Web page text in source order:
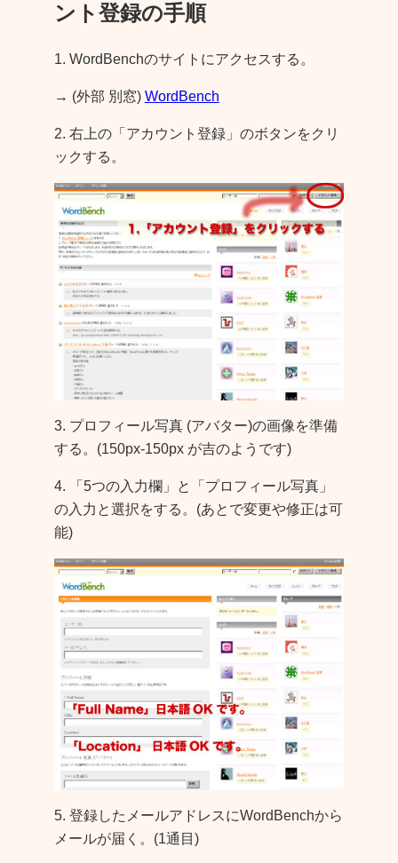
ント登録の手順
1. WordBenchのサイトにアクセスする。
→ (外部 別窓) WordBench
2. 右上の「アカウント登録」のボタンをクリ
ックする。
3. プロフィール写真 (アバター)の画像を準備
する。(150px-150px が吉のようです)
4. 「5つの入力欄」と「プロフィール写真」
の入力と選択をする。(あとで変更や修正は可
能)
5. 登録したメールアドレスにWordBenchから
メールが届く。(1通目)